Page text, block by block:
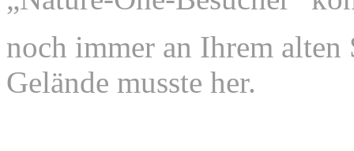
noch immer an Ihrem
Gelände musste her.